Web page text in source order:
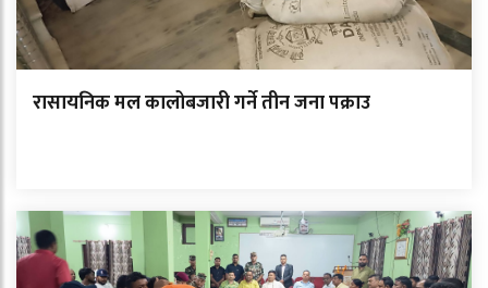
रासायनिक मल कालोबजारी गर्ने तीन जना पक्राउ